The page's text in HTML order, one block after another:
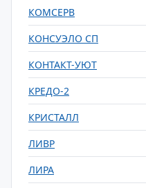
КОМСЕРВ
КОНСУЭЛО СП
КОНТАКТ-УЮТ
КРЕДО-2
КРИСТАЛЛ
ЛИВР
ЛИРА